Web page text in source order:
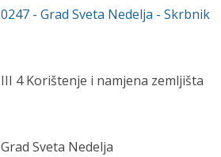
0247 -Grad Sveta Nedelja - Skrbnik
III 4 Korištenje i namjena zemljišta
Grad Sveta Nedelja